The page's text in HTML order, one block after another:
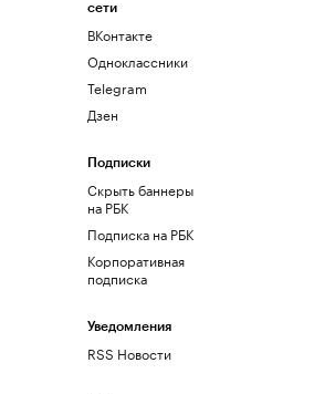
сети
ВКонтакте
Одноклассники
Telegram
Дзен
Подписки
Скрыть баннеры
на РБК
Подписка на РБК
Корпоративная
подписка
Уведомления
RSS Новости